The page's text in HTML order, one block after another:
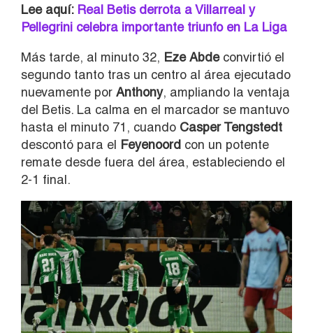
Lee aquí: Real Betis derrota a Villarreal y
Pellegrini celebra importante triunfo en La Liga
Más tarde, al minuto 32, Eze Abdeconvirtió el
segundo tanto tras un centro al área ejecutado
nuevamente por Anthony, ampliando la ventaja
del Betis. La calma en el marcador se mantuvo
hasta el minuto 71, cuando Casper Tengstedt
descontó para el Feyenoord con un potente
remate desde fuera del área, estableciendo el
2-1 final.